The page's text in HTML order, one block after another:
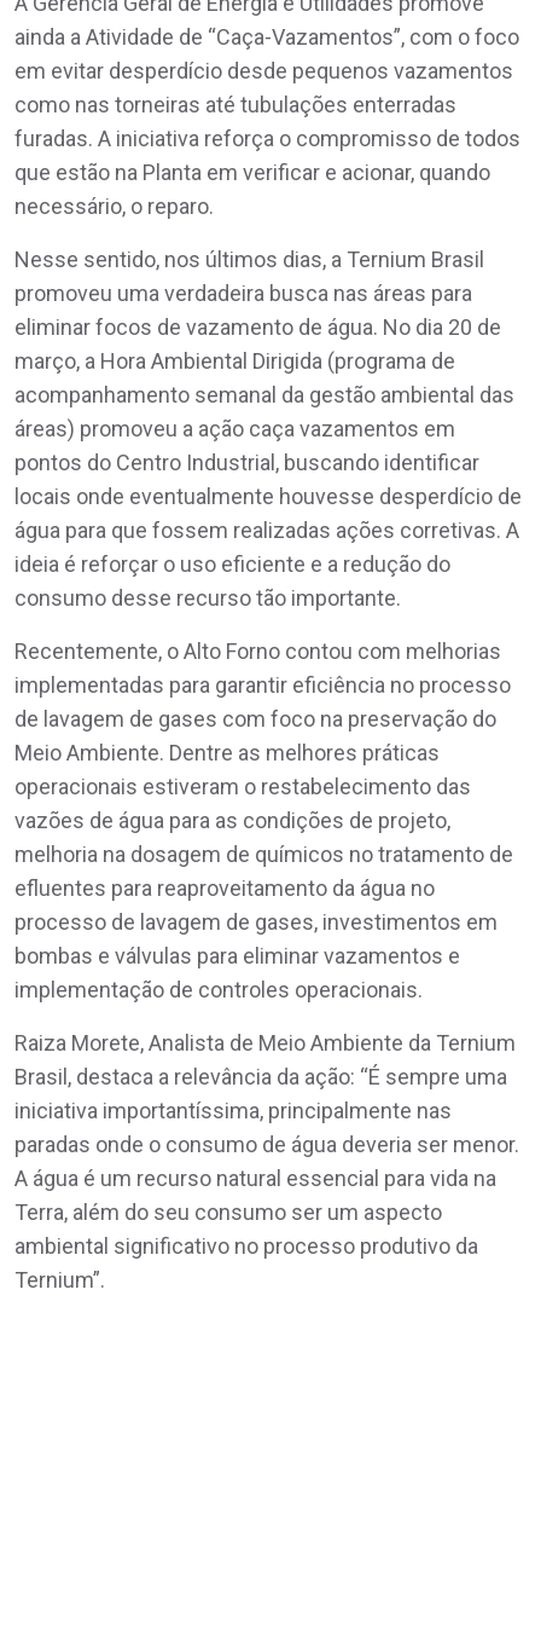
ainda a Atividade de “Caça-Vazamentos”, com o foco
em evitar desperdício desde pequenos vazamentos
como nas torneiras até tubulações enterradas
furadas. A iniciativa reforça o compromisso de todos
que estão na Planta em verificar e acionar, quando
necessário, o reparo.
Nesse sentido, nos últimos dias, a Ternium Brasil
promoveu uma verdadeira busca nas áreas para
eliminar focos de vazamento de água. No dia 20 de
março, a Hora Ambiental Dirigida (programa de
acompanhamento semanal da gestão ambiental das
áreas) promoveu a ação caça vazamentos em
pontos do Centro Industrial, buscando identificar
locais onde eventualmente houvesse desperdício de
água para que fossem realizadas ações corretivas. A
ideia é reforçar o uso eficiente e a redução do
consumo desse recurso tão importante.
Recentemente, o Alto Forno contou com melhorias
implementadas para garantir eficiência no processo
de lavagem de gases com foco na preservação do
Meio Ambiente. Dentre as melhores práticas
operacionais estiveram o restabelecimento das
vazões de água para as condições de projeto,
melhoria na dosagem de químicos no tratamento de
efluentes para reaproveitamento da água no
processo de lavagem de gases, investimentos em
bombas e válvulas para eliminar vazamentos e
implementação de controles operacionais.
Raiza Morete, Analista de Meio Ambiente da Ternium
Brasil, destaca a relevância da ação: “É sempre uma
iniciativa importantíssima, principalmente nas
paradas onde o consumo de água deveria ser menor.
A água é um recurso natural essencial para vida na
Terra, além do seu consumo ser um aspecto
ambiental significativo no processo produtivo da
Ternium”.